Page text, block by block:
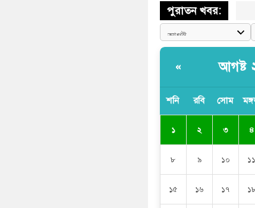
পুরাতন খবর:
« আগষ্ট
শনি রবি সোম
১ ২ ৩ ৪
৮ ৯ ১০ ১১
১৫ ১৬ ১৭